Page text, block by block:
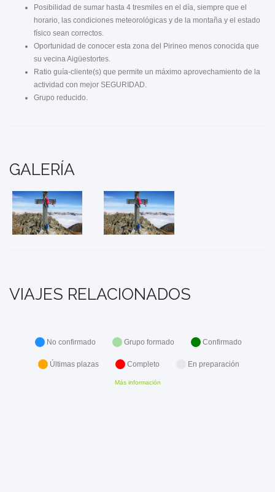
Posibilidad de sumar hasta 4 tresmiles en el día, siempre que el
horario, las condiciones meteorológicas y de la montaña y el estado
físico sean correctos.
Oportunidad de conocer esta zona del Pirineo menos conocida que
su vecina Aigüestortes.
Ratio guía-cliente(s) que permite un máximo aprovechamiento de la
actividad con mejor SEGURIDAD.
Grupo reducido.
GALERÍA
VIAJES RELACIONADOS
No confirmado Grupo formado Confirmado
Últimas plazas Completo En preparación
Más información